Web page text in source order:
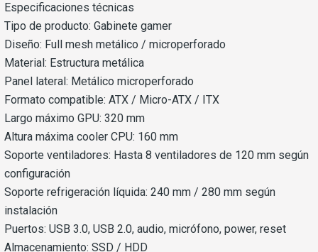
Especificaciones técnicas
Tipo de producto: Gabinete gamer
Diseño: Full mesh metálico / microperforado
Material: Estructura metálica
Panel lateral: Metálico microperforado
Formato compatible: ATX / Micro-ATX / ITX
Largo máximo GPU: 320 mm
Altura máxima cooler CPU: 160 mm
Soporte ventiladores: Hasta 8 ventiladores de 120 mm según
configuración
Soporte refrigeración líquida: 240 mm / 280 mm según
instalación
Puertos: USB 3.0, USB 2.0, audio, micrófono, power, reset
Almacenamiento: SSD / HDD